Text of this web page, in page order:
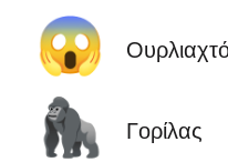
😱
🦍 Γορίλας